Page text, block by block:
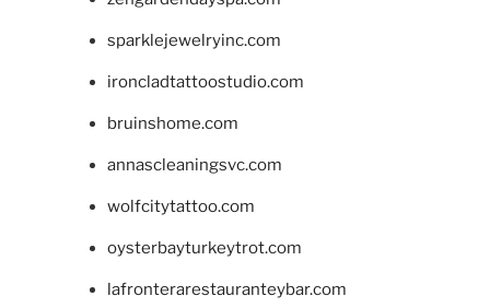
sparklejewelryinc.com
ironcladtattoostudio.com
bruinshome.com
annascleaningsvc.com
wolfcitytattoo.com
oysterbayturkeytrot.com
lafronterarestauranteybar.com